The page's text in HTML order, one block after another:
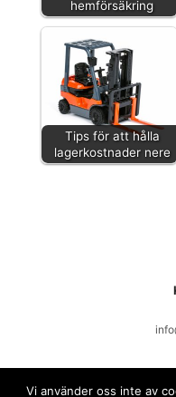
hemförsäkring
Tips för att hålla
lagerkostnader nere
Vi använder oss inte av